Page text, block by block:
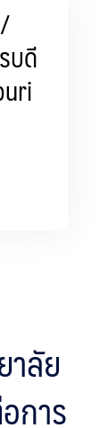
บดี
าลัย
การ